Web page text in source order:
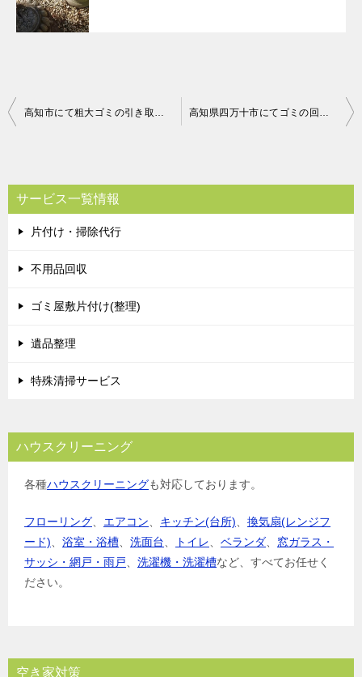
投
ビ
ゲ
ー
シ
高知市にて粗大ゴミの引き取り お客様の声 高知県四万十市にてゴミの回収 お客様の声
サービス一覧情報
片付け・掃除代行
不用品回収
ゴミ屋敷片付け(整理)
遺品整理
特殊清掃サービス
ハウスクリーニング
各種ハウスクリーニングも対応しております。
フローリング、 エアコン、 キッチン(台所)、 換気扇(レンジフ
ード)、 浴室・浴槽、 洗面台、 トイレ、 ベランダ、 窓ガラス・
サッシ・網戸・雨戸、 洗濯機・洗濯槽など、すべてお任せく
ださい。
空き家対策